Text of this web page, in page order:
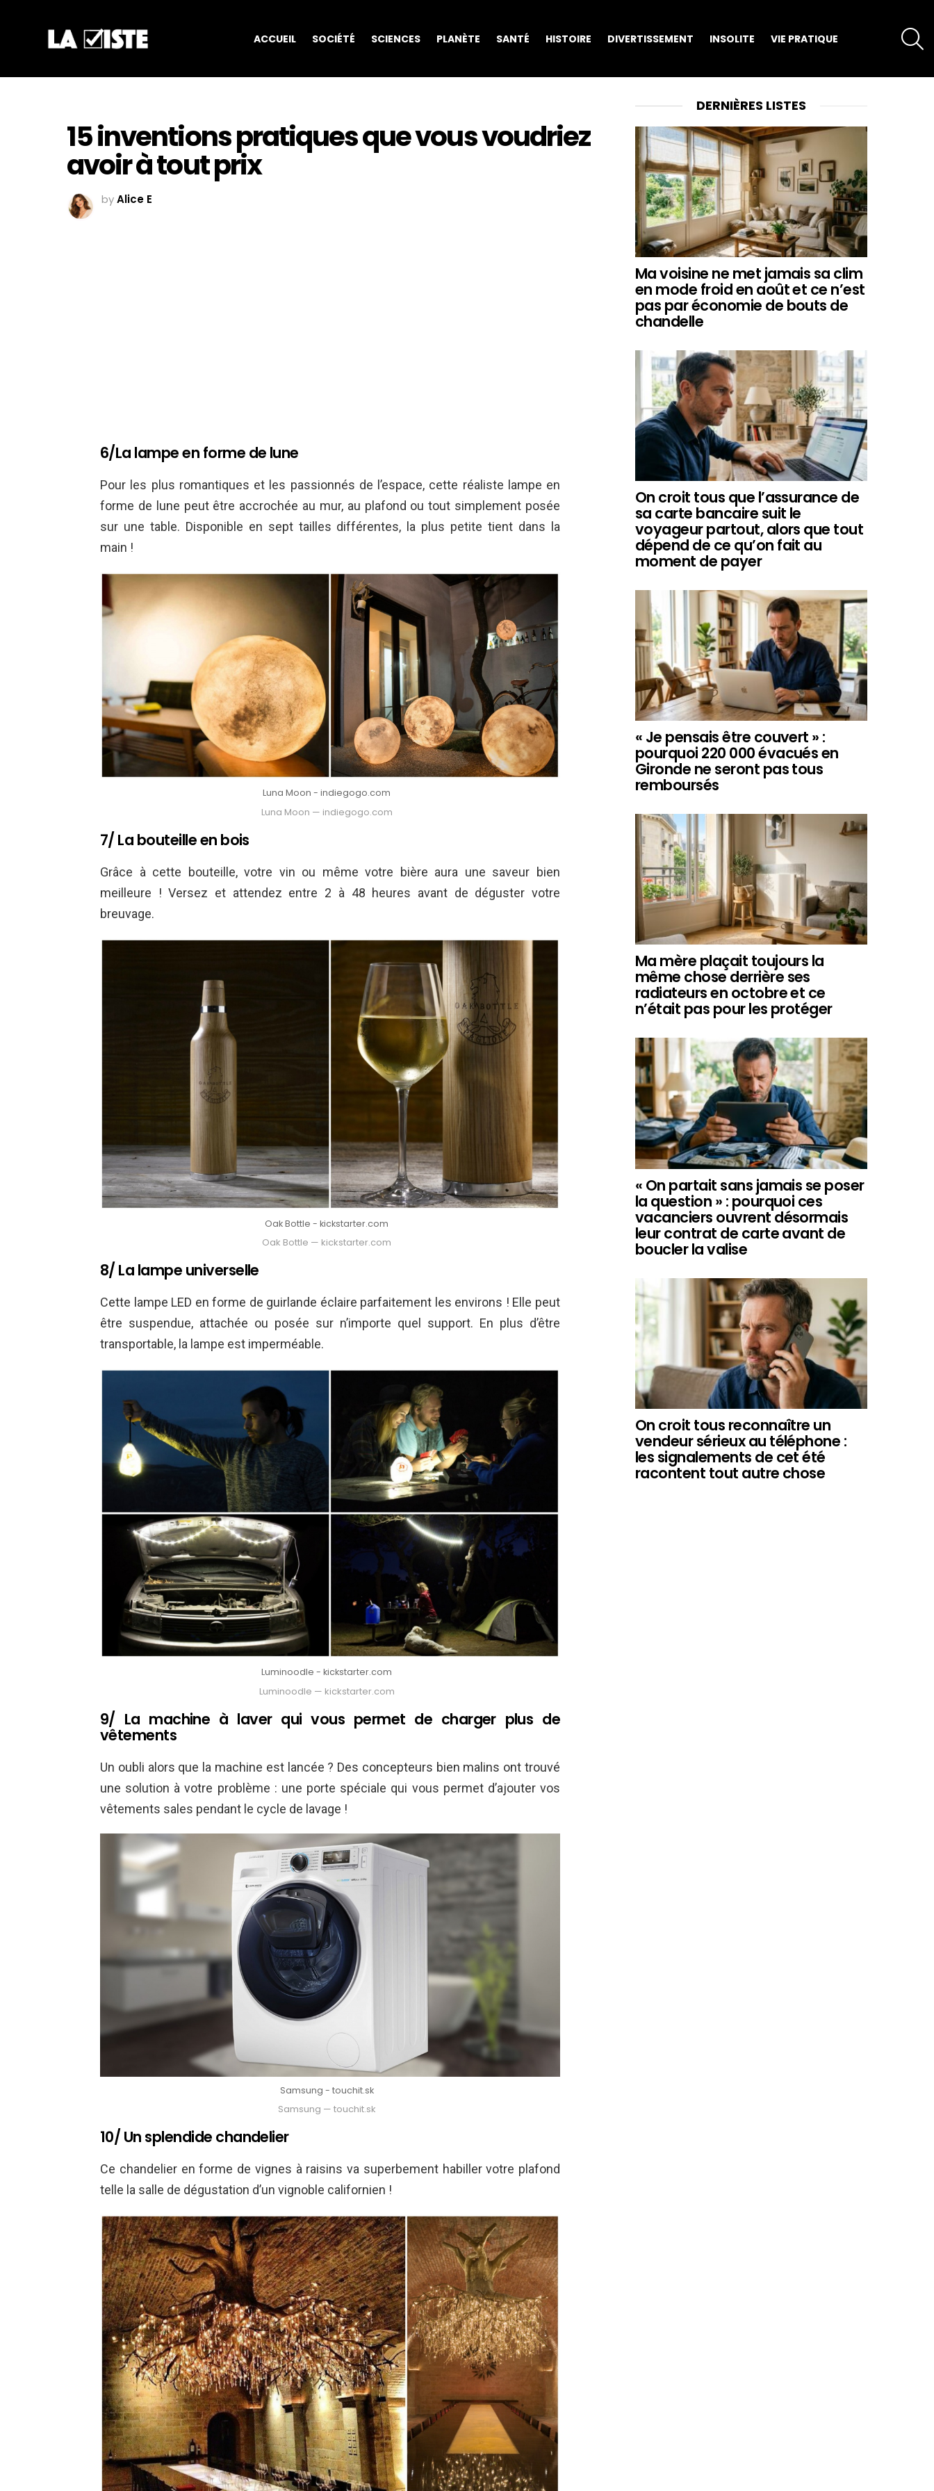
ACCUEIL SOCIÉTÉ SCIENCES PLANÈTE SANTÉ HISTOIRE DIVERTISSEMENT INSOLITE VIE PRATIQUE
15 inventions pratiques que vous voudriez
avoir à tout prix
byAlice E
6/La lampe en forme de lune
Pour les plus romantiques et les passionnés de l’espace, cette réaliste lampe en
forme de lune peut être accrochée au mur, au plafond ou tout simplement posée
sur une table. Disponible en sept tailles différentes, la plus petite tient dans la
main !
Luna Moon - indiegogo.com
Luna Moon — indiegogo.com
7/ La bouteille en bois
Grâce à cette bouteille, votre vin ou même votre bière aura une saveur bien
meilleure ! Versez et attendez entre 2 à 48 heures avant de déguster votre
breuvage.
Oak Bottle - kickstarter.com
Oak Bottle — kickstarter.com
8/ La lampe universelle
Cette lampe LED en forme de guirlande éclaire parfaitement les environs ! Elle peut
être suspendue, attachée ou posée sur n’importe quel support. En plus d’être
transportable, la lampe est imperméable.
Luminoodle - kickstarter.com
Luminoodle — kickstarter.com
9/ La machine à laver qui vous permet de charger plus de
vêtements
Un oubli alors que la machine est lancée ? Des concepteurs bien malins ont trouvé
une solution à votre problème : une porte spéciale qui vous permet d’ajouter vos
vêtements sales pendant le cycle de lavage !
Samsung - touchit.sk
Samsung — touchit.sk
10/ Un splendide chandelier
Ce chandelier en forme de vignes à raisins va superbement habiller votre plafond
telle la salle de dégustation d’un vignoble californien !
DERNIÈRES LISTES
Ma voisine ne met jamais sa clim
en mode froid en août et ce n’est
pas par économie de bouts de
chandelle
On croit tous que l’assurance de
sa carte bancaire suit le
voyageur partout, alors que tout
dépend de ce qu’on fait au
moment de payer
« Je pensais être couvert » :
pourquoi 220 000 évacués en
Gironde ne seront pas tous
remboursés
Ma mère plaçait toujours la
même chose derrière ses
radiateurs en octobre et ce
n’était pas pour les protéger
« On partait sans jamais se poser
la question » : pourquoi ces
vacanciers ouvrent désormais
leur contrat de carte avant de
boucler la valise
On croit tous reconnaître un
vendeur sérieux au téléphone :
les signalements de cet été
racontent tout autre chose